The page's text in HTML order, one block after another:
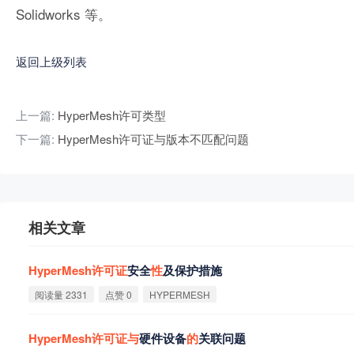
Solidworks 等。
返回上级列表
上一篇: HyperMesh许可类型
下一篇: HyperMesh许可证与版本不匹配问题
相关文章
HyperMesh许可证安全性及保护措施
阅读量 2331 点赞 0 HYPERMESH
HyperMesh许可证与硬件设备的关联问题